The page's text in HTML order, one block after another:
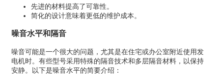
先进的材料提高了可靠性。
简化的设计意味着更低的维护成本。
噪音水平和隔音
噪音可能是一个很大的问题，尤其是在住宅或办公室附近使用发
电机时。有些型号采用特殊的隔音技术和多层隔音材料，以保持
安静。以下是噪音水平的简要介绍：